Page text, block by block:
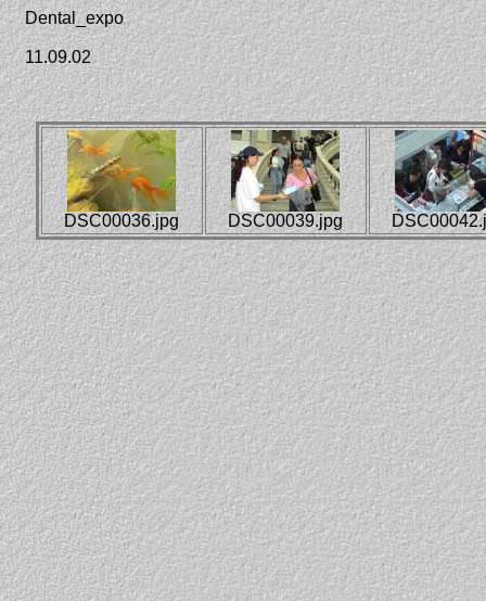
Dental_expo
11.09.02
DSC00036.jpg DSC00039.jpg